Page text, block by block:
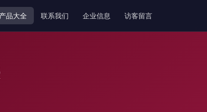
产品大全 联系我们 企业信息 访客留言